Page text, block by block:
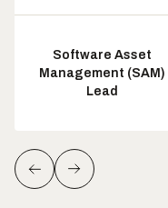
Software Asset
Management (SAM)
Lead